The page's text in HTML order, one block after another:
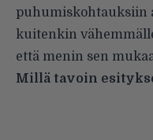
puhumiskohtauksiin
kuitenkin
että menin sen
Millä tavoin